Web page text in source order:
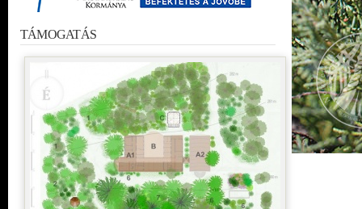
TÁMOGATÁS